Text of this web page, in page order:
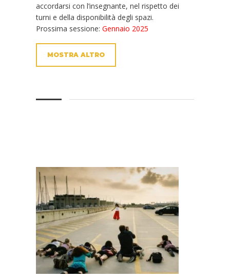
accordarsi con l’insegnante, nel rispetto dei
turni e della disponibilità degli spazi.
Prossima sessione: Gennaio 2025
MOSTRA ALTRO